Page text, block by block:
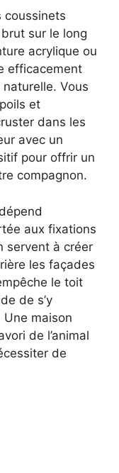
coussinets
sur le long
acrylique ou
efficacement
Vous
et
dans les
avec un
pour offrir un
compagnon.
aux fixations
servent à créer
les façades
le toit
de s’y
Une maison
de l’animal
de